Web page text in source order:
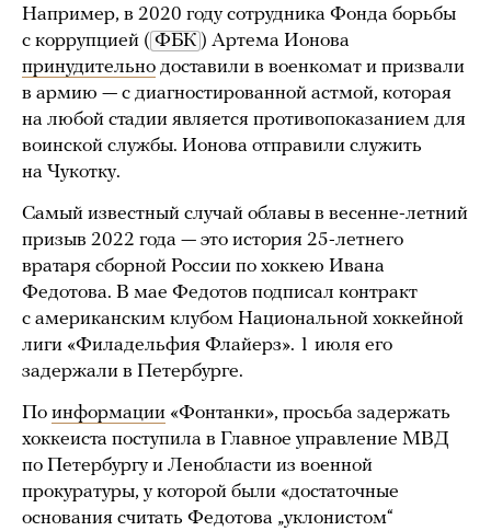
Например, в 2020 году сотрудника Фонда борьбы
с коррупцией ( ФБК ) Артема Ионова
принудительно доставили в военкомат и призвали
в армию — с диагностированной астмой, которая
на любой стадии является противопоказанием для
воинской службы. Ионова отправили служить
на Чукотку.
Самый известный случай облавы в весенне-летний
призыв 2022 года — это история 25-летнего
вратаря сборной России по хоккею Ивана
Федотова. В мае Федотов подписал контракт
с американским клубом Национальной хоккейной
лиги «Филадельфия Флайерз». 1 июля его
задержали в Петербурге.
По информации «Фонтанки», просьба задержать
хоккеиста поступила в Главное управление МВД
по Петербургу и Ленобласти из военной
прокуратуры, у которой были «достаточные
основания считать Федотова „уклонистом“